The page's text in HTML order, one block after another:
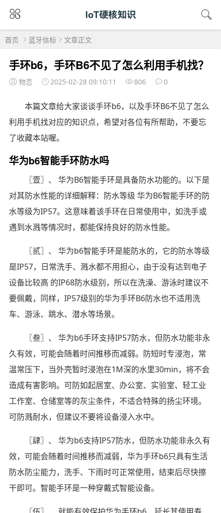
首页 蓝牙信标 文章正文
手环b6，手环B6不见了怎么利用手机找？
物恋 2025-02-28 09:10:11 806 0
本篇文章给大家谈谈手环b6，以及手环B6不见了怎么
利用手机找对应的知识点，希望对各位有所帮助，不要忘
了收藏本站喔。
华为b6智能手环防水吗
〖壹〗、 华为B6智能手环是具备防水功能的。以下是
对其防水性能的详细解释：防水等级 华为B6智能手环的防
水等级为IP57。这意味着该手环在日常使用中，如洗手或
遇到水溅等情况时，都能保持良好的防水性能。
〖贰〗、 华为b6智能手环是能防水的，它的防水等级
是IP57，日常洗手、溅水都不用担心，由于没有达到电子
设备比较高 的IP68防水级别，所以在洗澡、游泳时建议不
要佩戴，同样，IP57级别的华为手环B6防水也不适用洗
车、游泳、跳水、潜水等场景。
〖叁〗、 华为b6手环支持IP57防水，但防水功能非永
久有效，可能会随着时间推移而减弱。防短时专浸泡，常
温常压下，当外壳暂时浸泡在1M深的水里30min，将不会
造成有害影响。可防如起居室、办公室、实验室、轻工业
工作室、仓储室等的灰尘条件，不适合特殊的扬尘环境。
可防溅耐水，但建议不要将设备浸入水中。
〖肆〗、 华为b6支持IP57防水，但防水功能非永久有
效，可能会随着时间推移而减弱，华为手环b6只具有生活
防水防尘能力，洗手、下雨时可正常使用，结束后尽快擦
干即可。智能手环是一种穿戴式智能设备。